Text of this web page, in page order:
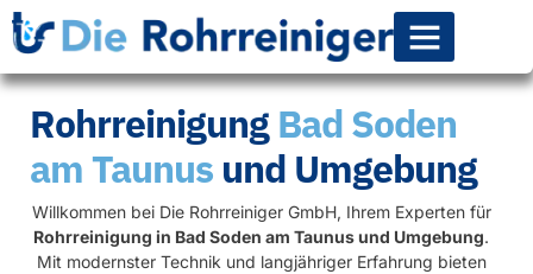
RohrreinigungBad Soden
am Taunus und Umgebung
Willkommen bei Die Rohrreiniger GmbH, Ihrem Experten für
Rohrreinigung in Bad Soden am Taunus und Umgebung.
Mit modernster Technik und langjähriger Erfahrung bieten